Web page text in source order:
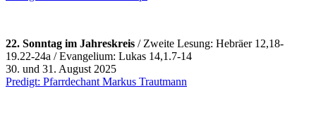
22. Sonntag im Jahreskreis / Zweite Lesung: Hebräer 12,18-
19.22-24a / Evangelium: Lukas 14,1.7-14
30. und 31. August 2025
Predigt: Pfarrdechant Markus Trautmann